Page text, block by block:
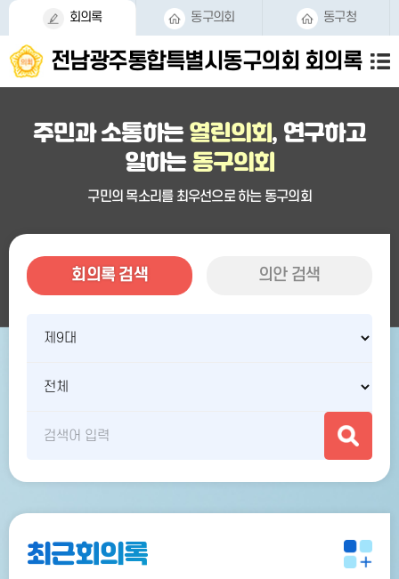
본문바로가기
회의록 동구의회 동구청
전남광주통합특별시동구의회 회의록
주민과 소통하는 열린의회 , 연구하고
일하는 동구의회
구민의 목소리를 최우선으로 하는 동구의회
회의록 검색 의안 검색
최근회의록